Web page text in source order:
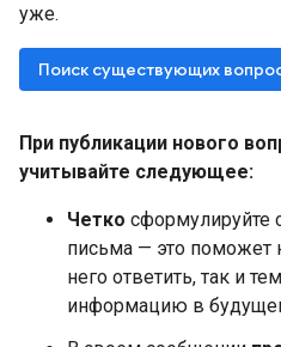
уже.
Поиск существующих
При публикации нового
учитывайте следующее:
Четко сформулируйте
письма — это поможет
него ответить, так и
информацию в